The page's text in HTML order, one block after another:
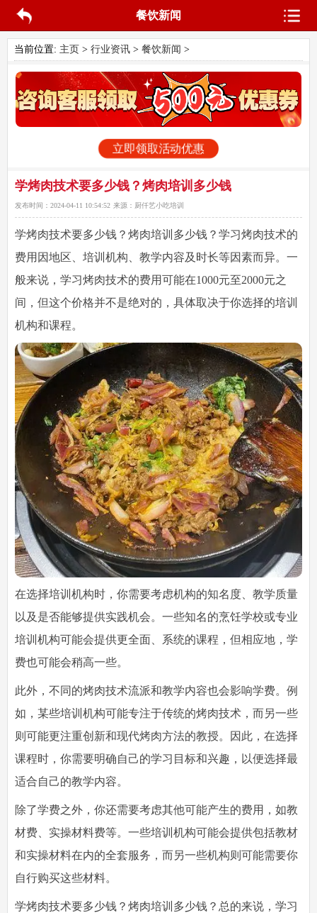
餐饮新闻
当前位置: 主页 > 行业资讯> 餐饮新闻 >
立即领取活动优惠
学烤肉技术要多少钱？烤肉培训多少钱
发布时间： 2024-04-11 10:54:52 来源： 厨仟艺小吃培训
学烤肉技术要多少钱？烤肉培训多少钱？学习烤肉技术的
费用因地区、培训机构、教学内容及时长等因素而异。一
般来说，学习烤肉技术的费用可能在1000元至2000元之
间，但这个价格并不是绝对的，具体取决于你选择的培训
机构和课程。
在选择培训机构时，你需要考虑机构的知名度、教学质量
以及是否能够提供实践机会。一些知名的烹饪学校或专业
培训机构可能会提供更全面、系统的课程，但相应地，学
费也可能会稍高一些。
此外，不同的烤肉技术流派和教学内容也会影响学费。例
如，某些培训机构可能专注于传统的烤肉技术，而另一些
则可能更注重创新和现代烤肉方法的教授。因此，在选择
课程时，你需要明确自己的学习目标和兴趣，以便选择最
适合自己的教学内容。
除了学费之外，你还需要考虑其他可能产生的费用，如教
材费、实操材料费等。一些培训机构可能会提供包括教材
和实操材料在内的全套服务，而另一些机构则可能需要你
自行购买这些材料。
学烤肉技术要多少钱？烤肉培训多少钱？总的来说，学习